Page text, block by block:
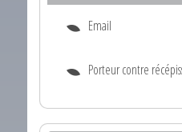
Email
Porteur contre